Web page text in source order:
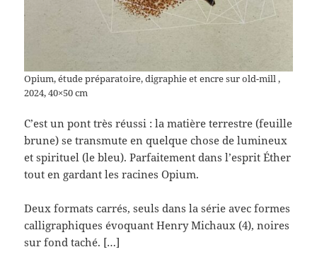
Opium, étude préparatoire, digraphie et encre sur old-mill ,
2024, 40×50 cm
C’est un pont très réussi : la matière terrestre (feuille
brune) se transmute en quelque chose de lumineux
et spirituel (le bleu). Parfaitement dans l’esprit Éther
tout en gardant les racines Opium.
Deux formats carrés, seuls dans la série avec formes
calligraphiques évoquant Henry Michaux (4), noires
sur fond taché. […]